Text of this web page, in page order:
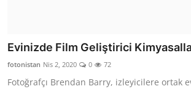
Evinizde Film Geliştirici Kimyasallar
fotonistan Nis 2, 2020 0 72
Fotoğrafçı Brendan Barry, izleyicilere ortak